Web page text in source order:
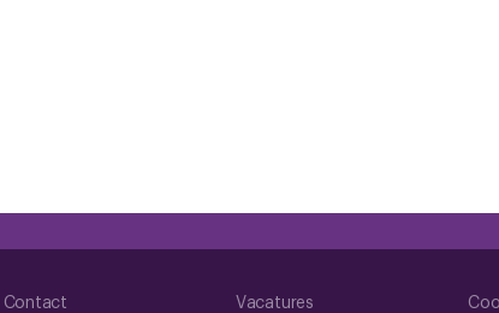
Contact
Vacatures